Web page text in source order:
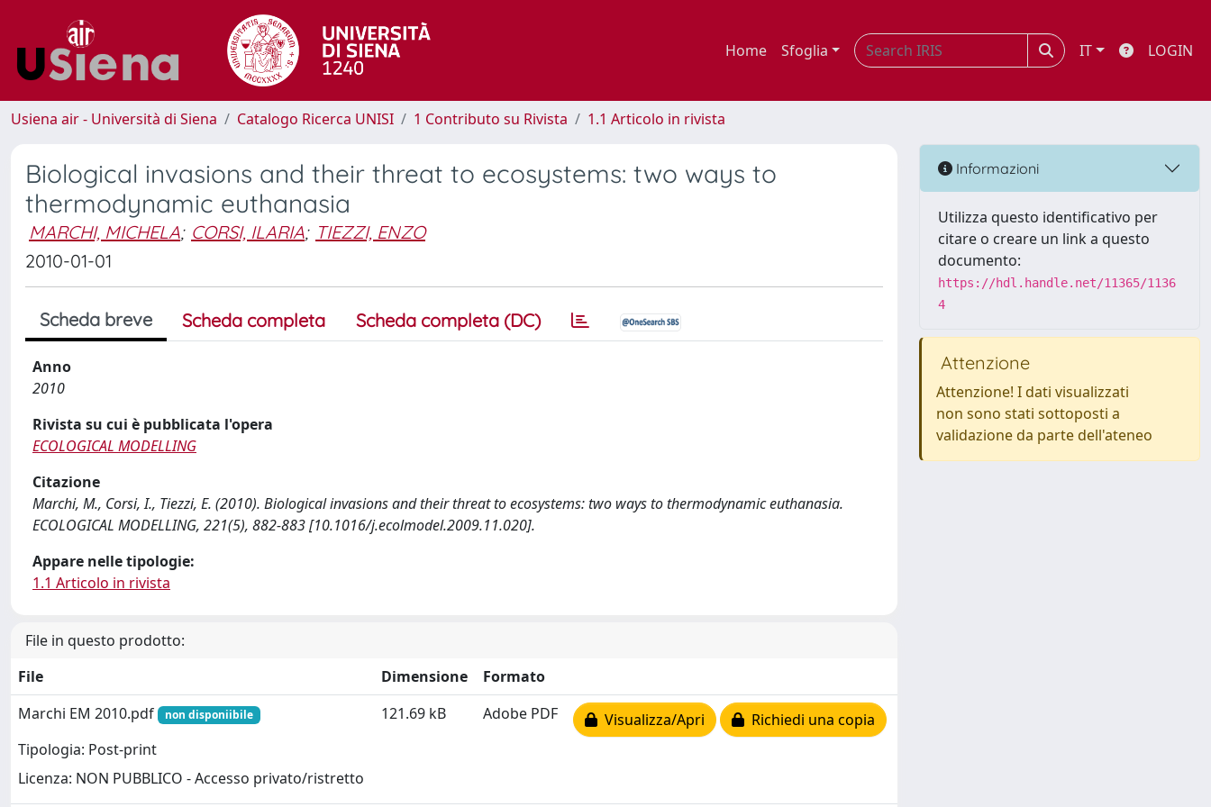
Home Sfoglia IT LOGIN
Usiena air - Università di Siena Catalogo Ricerca UNISI 1 Contributo su Rivista 1.1 Articolo in rivista
Biological invasions and their threat to ecosystems: two ways to
thermodynamic euthanasia
MARCHI, MICHELA; CORSI, ILARIA; TIEZZI, ENZO
2010-01-01
Scheda breve Scheda completa Scheda completa (DC)
Anno
2010
Rivista su cui è pubblicata l'opera
ECOLOGICAL MODELLING
Citazione
Marchi, M., Corsi, I., Tiezzi, E. (2010). Biological invasions and their threat to ecosystems: two ways to thermodynamic euthanasia.
ECOLOGICAL MODELLING, 221(5), 882-883 [10.1016/j.ecolmodel.2009.11.020].
Appare nelle tipologie:
1.1 Articolo in rivista
File in questo prodotto:
File
Dimensione
Formato
Marchi EM 2010.pdf
non disponiibile
Tipologia: Post-print
Licenza: NON PUBBLICO - Accesso privato/ristretto
121.69 kB Adobe PDF Visualizza/Apri Richiedi una copia
Informazioni
Utilizza questo identificativo per
citare o creare un link a questo
documento:
https://hdl.handle.net/11365/1136
4
Attenzione
Attenzione! I dati visualizzati
non sono stati sottoposti a
validazione da parte dell'ateneo